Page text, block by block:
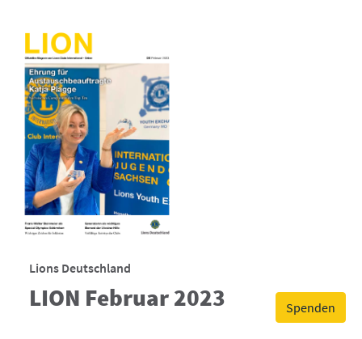
Spenden
Lions Deutschland
LION Februar 2023